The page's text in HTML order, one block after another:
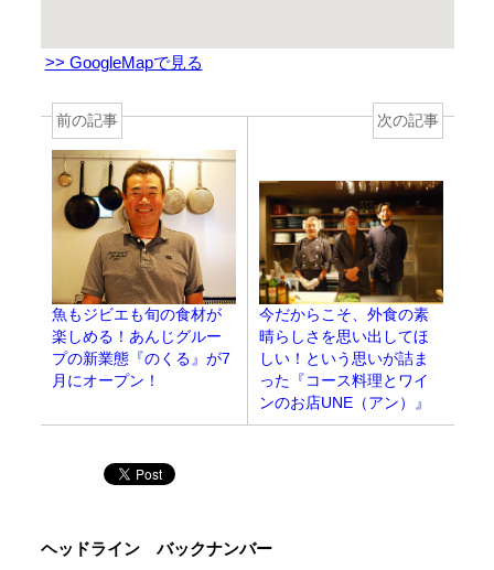
>> GoogleMapで見る
前の記事
魚もジビエも旬の食材が
楽しめる！あんじグルー
プの新業態『のくる』が7
月にオープン！
次の記事
今だからこそ、外食の素
晴らしさを思い出してほ
しい！という思いが詰ま
った『コース料理とワイ
ンのお店UNE（アン）』
ヘッドライン バックナンバー